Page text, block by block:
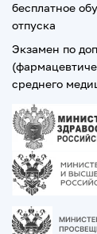
бесплатное
отпуска
Экзамен по
среднего